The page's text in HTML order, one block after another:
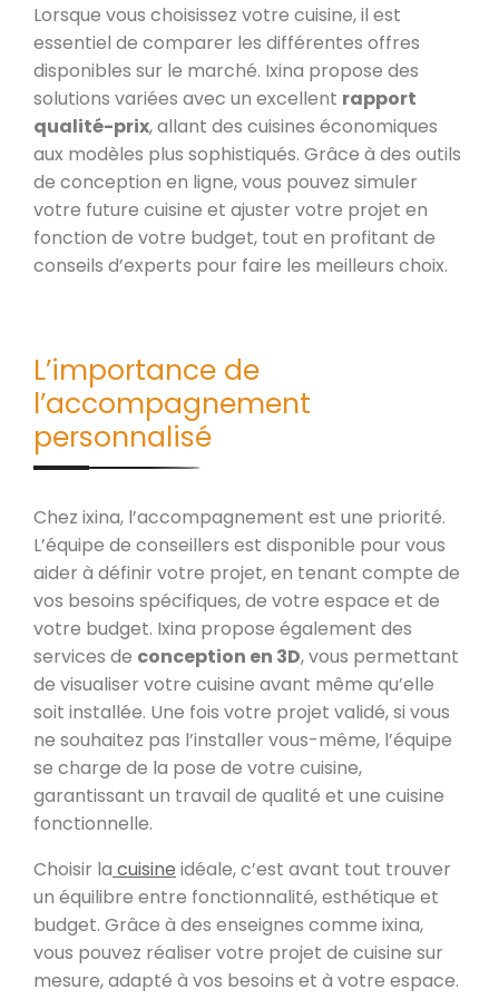
Lorsque vous choisissez votre cuisine, il est
essentiel de comparer les différentes offres
disponibles sur le marché. Ixina propose des
solutions variées avec un excellent rapport
qualité-prix, allant des cuisines économiques
aux modèles plus sophistiqués. Grâce à des outils
de conception en ligne, vous pouvez simuler
votre future cuisine et ajuster votre projet en
fonction de votre budget, tout en profitant de
conseils d’experts pour faire les meilleurs choix.
L’importance de
l’accompagnement
personnalisé
Chez ixina, l’accompagnement est une priorité.
L’équipe de conseillers est disponible pour vous
aider à définir votre projet, en tenant compte de
vos besoins spécifiques, de votre espace et de
votre budget. Ixina propose également des
services de conception en 3D, vous permettant
de visualiser votre cuisine avant même qu’elle
soit installée. Une fois votre projet validé, si vous
ne souhaitez pas l’installer vous-même, l’équipe
se charge de la pose de votre cuisine,
garantissant un travail de qualité et une cuisine
fonctionnelle.
Choisir la cuisine idéale, c’est avant tout trouver
un équilibre entre fonctionnalité, esthétique et
budget. Grâce à des enseignes comme ixina,
vous pouvez réaliser votre projet de cuisine sur
mesure, adapté à vos besoins et à votre espace.